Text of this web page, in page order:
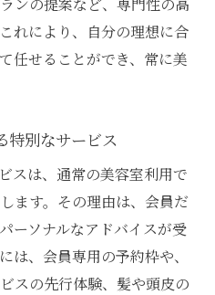
れにより、自分の理想に合
任せることができ、常に美
特別なサービス
スは、通常の美容室利用で
ます。その理由は、会員だ
ーソナルなアドバイスが受
は、会員専用の予約枠や、
スの先行体験、髪や頭皮の